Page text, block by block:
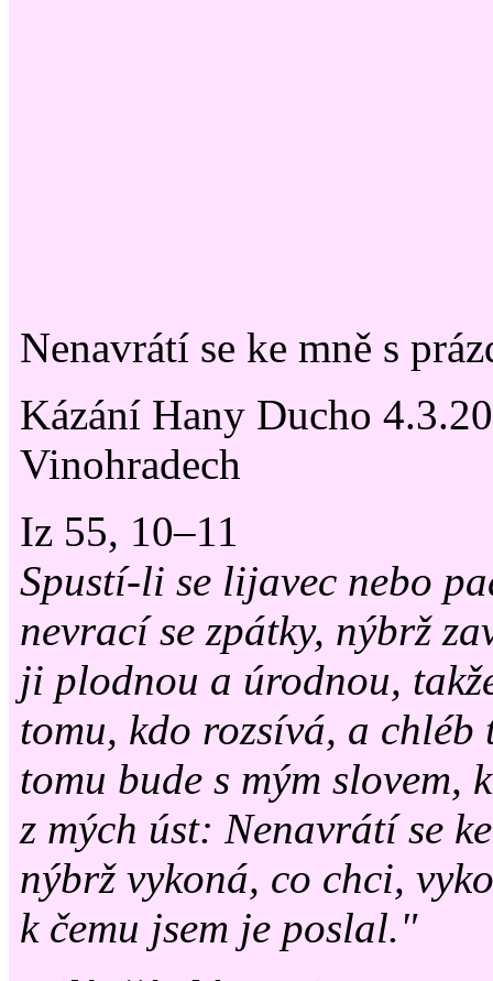
Nenavrátí se ke mně s
Kázání Hany Ducho
Vinohradech
Iz 55, 10–11
Spustí-li se lijavec nebo
nevrací se zpátky, nýbrž
ji plodnou a úrodnou,
tomu, kdo rozsívá, a chléb
tomu bude s mým slovem,
z mých úst: Nenavrátí se
nýbrž vykoná, co chci,
k čemu jsem je poslal."